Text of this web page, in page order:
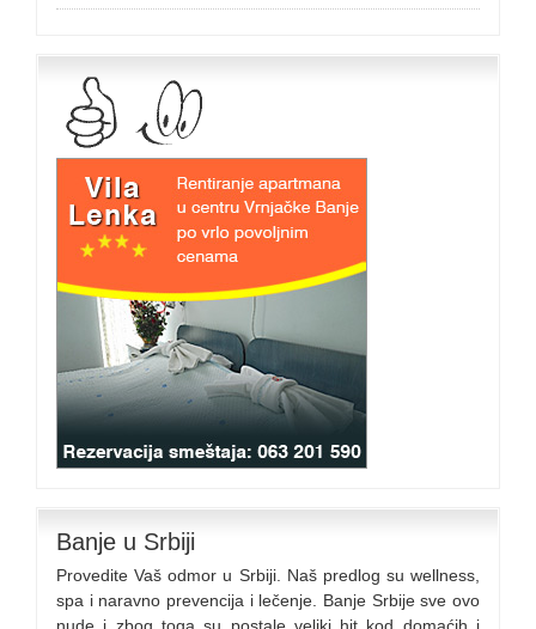
Banje u Srbiji
Provedite Vaš odmor u Srbiji. Naš predlog su wellness,
spa i naravno prevencija i lečenje. Banje Srbije sve ovo